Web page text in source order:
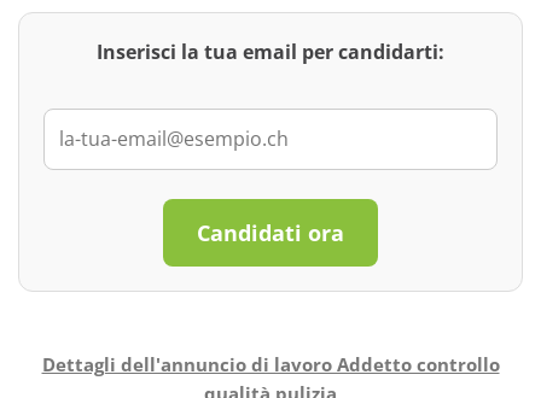
Inserisci la tua email per candidarti:
Candidati ora
Dettagli dell'annuncio di lavoro Addetto controllo
qualità pulizia